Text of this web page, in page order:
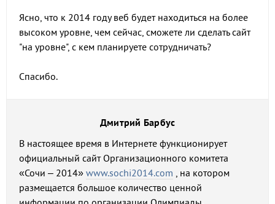
Ясно, что к 2014 году веб будет находиться на более
высоком уровне, чем сейчас, сможете ли сделать сайт
"на уровне", с кем планируете сотрудничать?
Спасибо.
Дмитрий Барбус
В настоящее время в Интернете функционирует
официальный сайт Организационного комитета
«Сочи – 2014» www.sochi2014.com , на котором
размещается большое количество ценной